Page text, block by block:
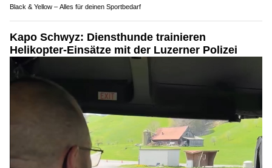
Black & Yellow – Alles für deinen Sportbedarf
Kapo Schwyz: Diensthunde trainieren
Helikopter-Einsätze mit der Luzerner Polizei